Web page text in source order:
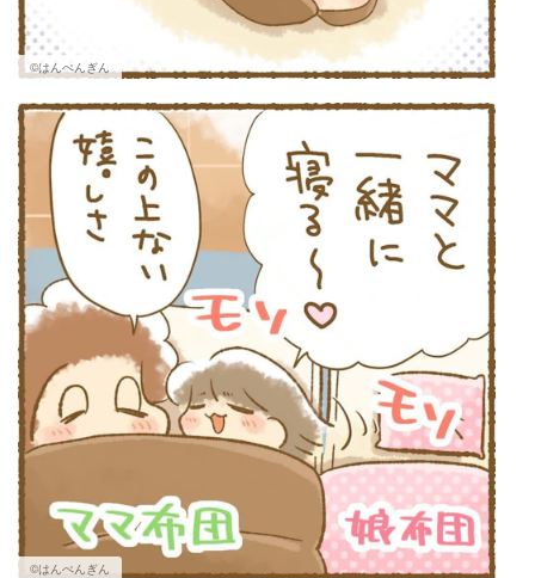
©はんぺんぎん
©はんぺんぎん